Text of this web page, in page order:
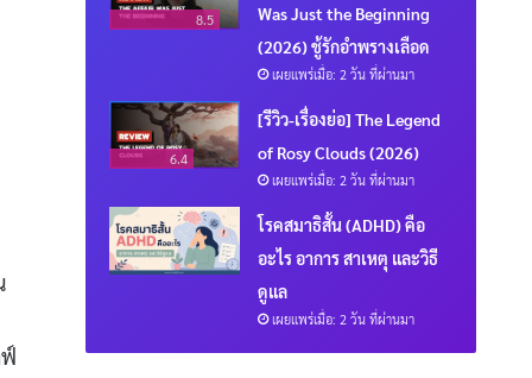
8.5
Was Just the Beginning
(2026) ชู้รักอำพรางเลือด
เผยแพร่เมื่อ: 2 วัน ที่ผ่านมา
6.4
[รีวิว-เรื่องย่อ] The Legend
of Rosy Clouds (2026)
เผยแพร่เมื่อ: 2 วัน ที่ผ่านมา
โรคสมาธิสั้น (ADHD) คือ
อะไร อาการ สาเหตุ และวิธี
ดูแล
เผยแพร่เมื่อ: 2 วัน ที่ผ่านมา